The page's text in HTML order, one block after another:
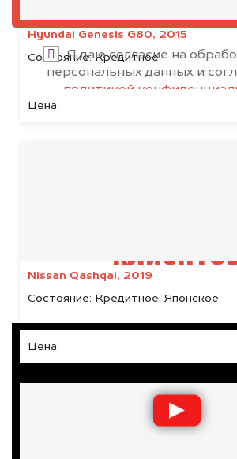
Hyundai Genesis G80, 2015
Состояние:Кредитное
Цена:
Nissan Qashqai, 2019
Состояние: Кредитное, Японское
Цена:
Я даю согласие на
персональных данных и
политикой